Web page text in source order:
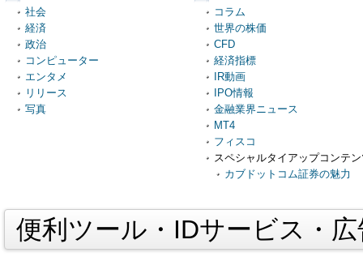
社会
経済
政治
コンピューター
エンタメ
リリース
写真
コラム
世界の株価
CFD
経済指標
IR動画
IPO情報
金融業界ニュース
MT4
フィスコ
スペシャルタイアップコンテ
カブドットコム証券の魅力
便利ツール・IDサービス・